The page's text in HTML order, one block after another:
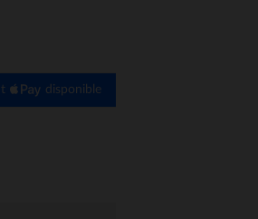
disponible